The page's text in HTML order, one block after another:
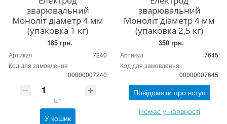
зварювальний
Моноліт діаметр 4 мм
(упаковка 1 кг)
185 грн.
Артикул
7240
Код для замовлення
00000007240
шт
У кошик
зварювальний
Моноліт діаметр 4 мм
(упаковка 2,5 кг)
350 грн.
Артикул
7645
Код для замовлення
00000007645
Повідомити про вступ
Немає у наявності